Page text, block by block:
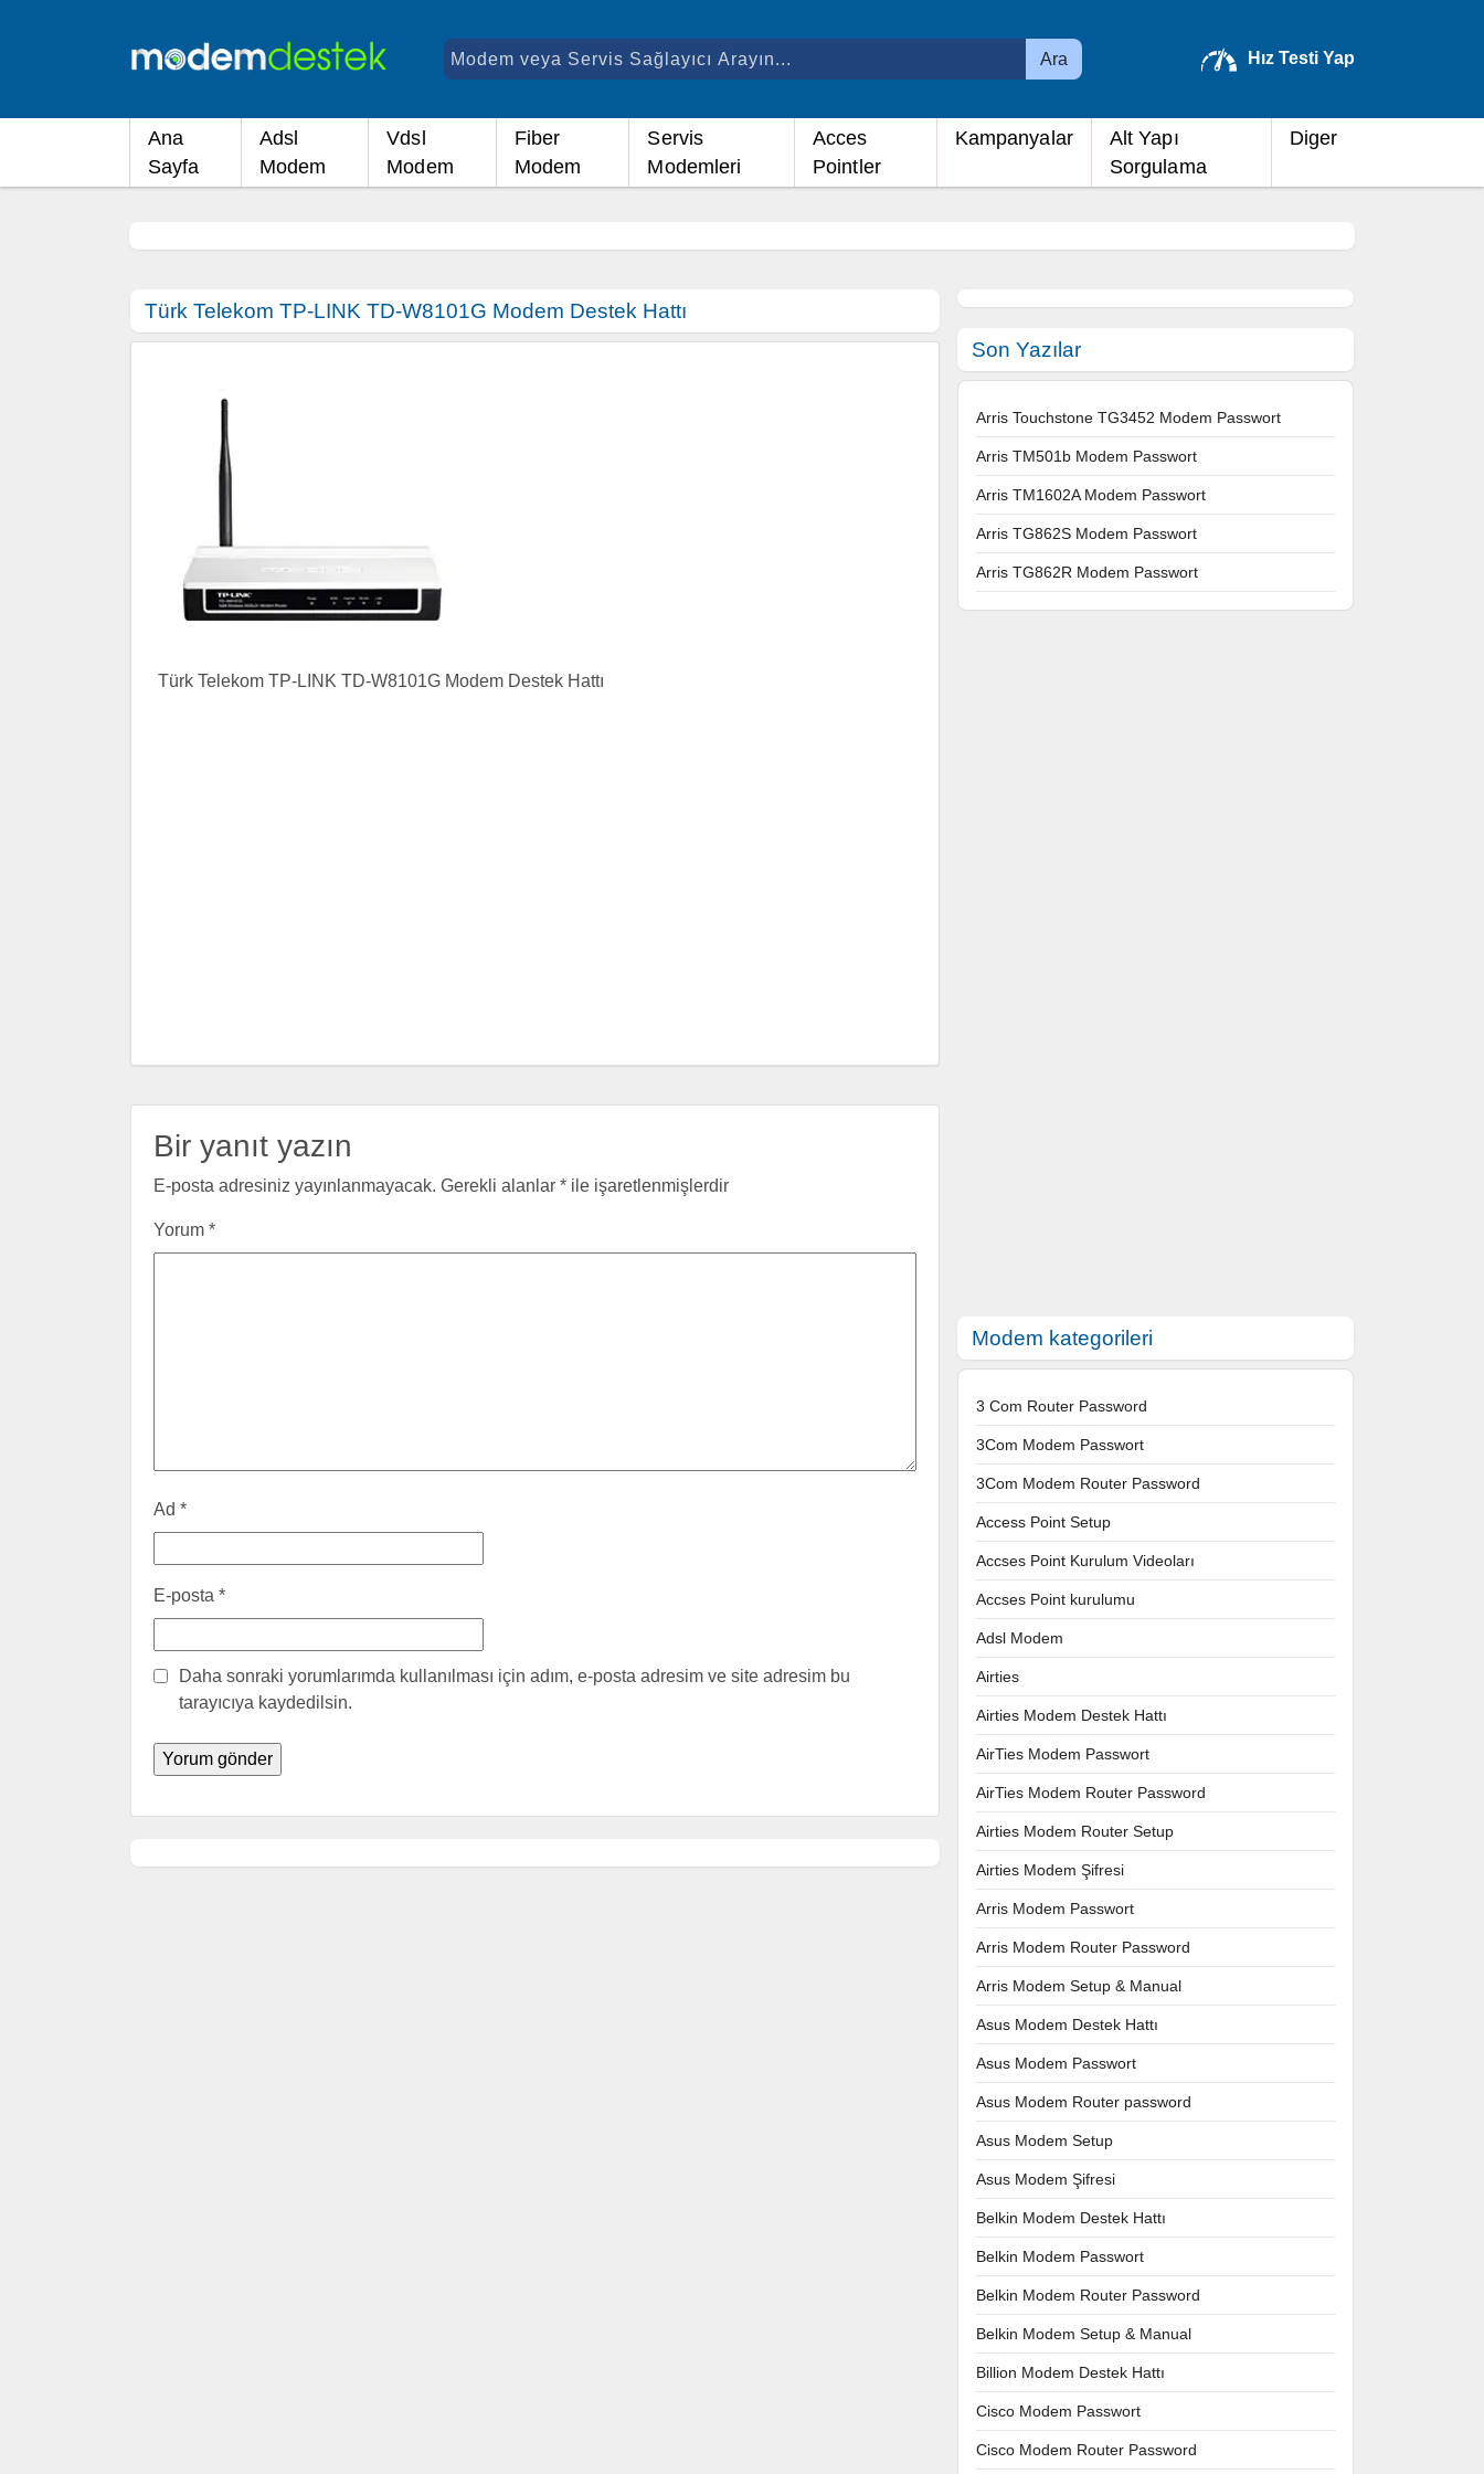
Ara Hız Testi Yap
Ana
Sayfa
Adsl
Modem
Vdsl
Modem
Fiber
Modem
Servis
Modemleri
Acces
Pointler
Kampanyalar
Alt Yapı
Sorgulama
Diger
Türk Telekom TP-LINK TD-W8101G Modem Destek Hattı
Türk Telekom TP-LINK TD-W8101G Modem Destek Hattı
Bir yanıt yazın
E-posta adresiniz yayınlanmayacak. Gerekli alanlar * ile işaretlenmişlerdir
Yorum *
Ad *
E-posta *
Daha sonraki yorumlarımda kullanılması için adım, e-posta adresim ve site adresim bu
tarayıcıya kaydedilsin.
Son Yazılar
Arris Touchstone TG3452 Modem Passwort
Arris TM501b Modem Passwort
Arris TM1602A Modem Passwort
Arris TG862S Modem Passwort
Arris TG862R Modem Passwort
Modem kategorileri
3 Com Router Password
3Com Modem Passwort
3Com Modem Router Password
Access Point Setup
Accses Point Kurulum Videoları
Accses Point kurulumu
Adsl Modem
Airties
Airties Modem Destek Hattı
AirTies Modem Passwort
AirTies Modem Router Password
Airties Modem Router Setup
Airties Modem Şifresi
Arris Modem Passwort
Arris Modem Router Password
Arris Modem Setup & Manual
Asus Modem Destek Hattı
Asus Modem Passwort
Asus Modem Router password
Asus Modem Setup
Asus Modem Şifresi
Belkin Modem Destek Hattı
Belkin Modem Passwort
Belkin Modem Router Password
Belkin Modem Setup & Manual
Billion Modem Destek Hattı
Cisco Modem Passwort
Cisco Modem Router Password